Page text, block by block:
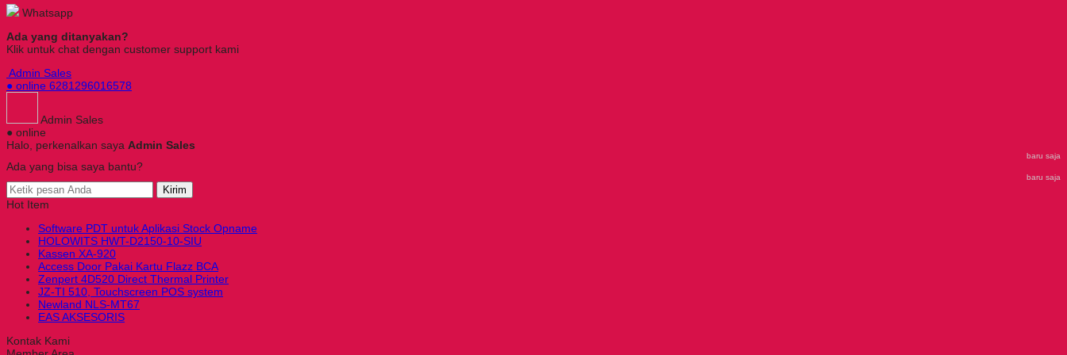
Whatsapp
Ada yang ditanyakan?
Klik untuk chat dengan customer support kami
Admin Sales
● online 6281296016578
Admin Sales
● online
Halo, perkenalkan saya Admin Sales
baru saja
Ada yang bisa saya bantu?
baru saja
Kirim
Hot Item
Software PDT untuk Aplikasi Stock Opname
HOLOWITS HWT-D2150-10-SIU
Kassen XA-920
Access Door Pakai Kartu Flazz BCA
Zenpert 4D520 Direct Thermal Printer
JZ-TI 510, Touchscreen POS system
Newland NLS-MT67
EAS AKSESORIS
Kontak Kami